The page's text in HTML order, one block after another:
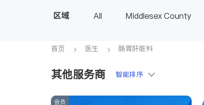
区域 All Middlesex County
首页 医生 肠胃肝脏科
其他服务商 智能排序
会员